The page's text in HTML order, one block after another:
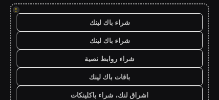
!
شراء باك لينك
شراء باك لينك
شراء روابط نصية
باقات باك لينك
اشراق لنك، شراء باكلينكات